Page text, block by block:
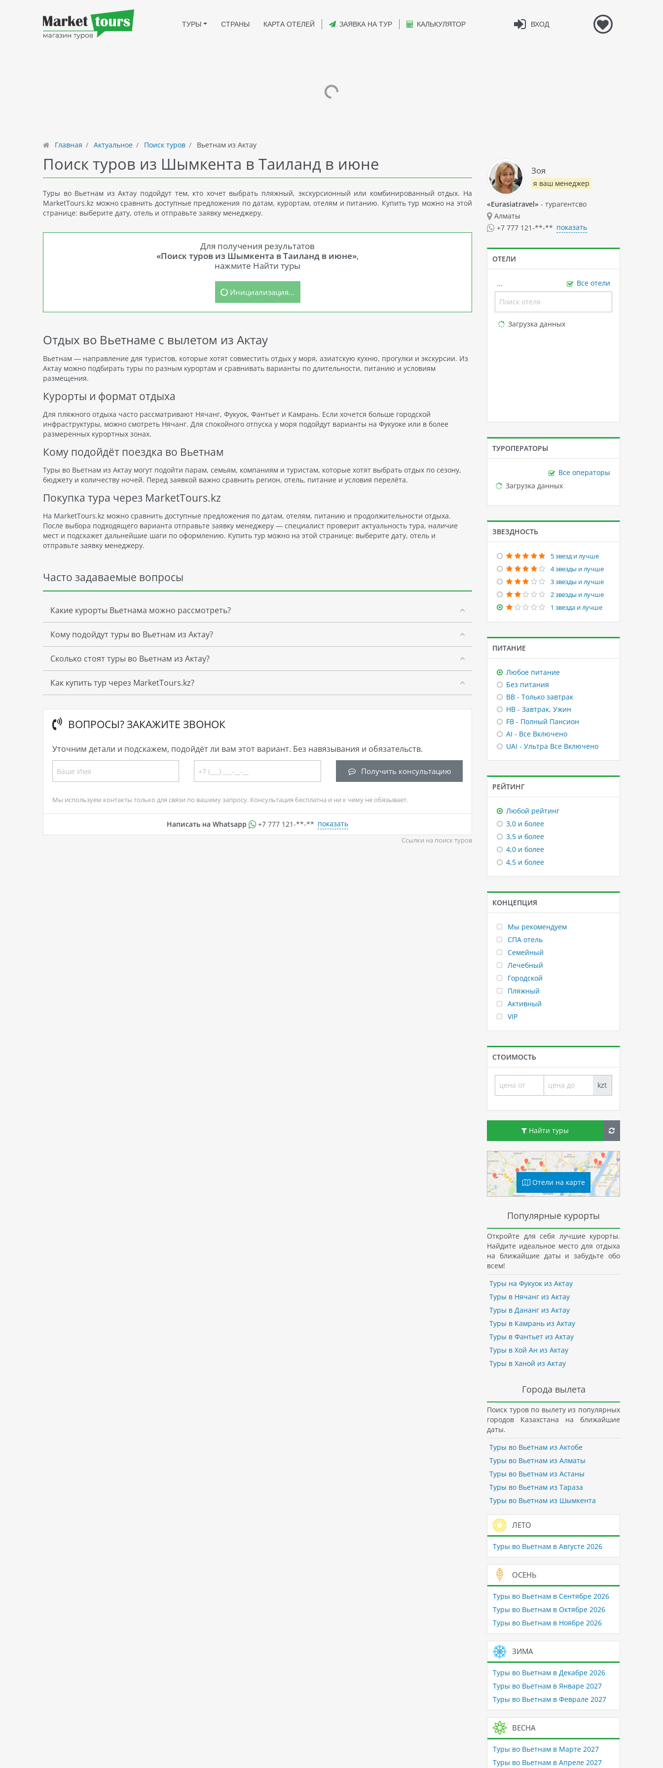
ВХОД
ТУРЫ СТРАНЫ КАРТА ОТЕЛЕЙ ЗАЯВКА НА ТУР КАЛЬКУЛЯТОР
Главная Актуальное Поиск туров Вьетнам из Актау
Поиск туров из Шымкента в Таиланд в июне
Туры во Вьетнам из Актау подойдут тем, кто хочет выбрать пляжный, экскурсионный или комбинированный отдых. На
MarketTours.kz можно сравнить доступные предложения по датам, курортам, отелям и питанию. Купить тур можно на этой
странице: выберите дату, отель и отправьте заявку менеджеру.
Для получения результатов
«Поиск туров из Шымкента в Таиланд в июне»,
нажмите Найти туры
Инициализация...
Отдых во Вьетнаме с вылетом из Актау
Вьетнам — направление для туристов, которые хотят совместить отдых у моря, азиатскую кухню, прогулки и экскурсии. Из
Актау можно подбирать туры по разным курортам и сравнивать варианты по длительности, питанию и условиям
размещения.
Курорты и формат отдыха
Для пляжного отдыха часто рассматривают Нячанг, Фукуок, Фантьет и Камрань. Если хочется больше городской
инфраструктуры, можно смотреть Нячанг. Для спокойного отпуска у моря подойдут варианты на Фукуоке или в более
размеренных курортных зонах.
Кому подойдёт поездка во Вьетнам
Туры во Вьетнам из Актау могут подойти парам, семьям, компаниям и туристам, которые хотят выбрать отдых по сезону,
бюджету и количеству ночей. Перед заявкой важно сравнить регион, отель, питание и условия перелёта.
Покупка тура через MarketTours.kz
На MarketTours.kz можно сравнить доступные предложения по датам, отелям, питанию и продолжительности отдыха.
После выбора подходящего варианта отправьте заявку менеджеру — специалист проверит актуальность тура, наличие
мест и подскажет дальнейшие шаги по оформлению. Купить тур можно на этой странице: выберите дату, отель и
отправьте заявку менеджеру.
Часто задаваемые вопросы
Какие курорты Вьетнама можно рассмотреть?
Кому подойдут туры во Вьетнам из Актау?
Сколько стоят туры во Вьетнам из Актау?
Как купить тур через MarketTours.kz?
ВОПРОСЫ? ЗАКАЖИТЕ ЗВОНОК
Уточним детали и подскажем, подойдёт ли вам этот вариант. Без навязывания и обязательств.
Получить консультацию
Мы используем контакты только для связи по вашему запросу. Консультация бесплатна и ни к чему не обязывает.
Написать на Whatsapp +7 777 121-**-** показать
Ссылки на поиск туров
Зоя
я ваш менеджер
«Eurasiatravel» - турагентсво
Алматы
+7 777 121-**-** показать
ОТЕЛИ
... Все отели
Loading...
Загрузка данных
ТУРОПЕРАТОРЫ
Все операторы
Loading...
Загрузка данных
ЗВЕЗДНОСТЬ
5 звезд и лучше
4 звезды и лучше
3 звезды и лучше
2 звезды и лучше
1 звезда и лучше
ПИТАНИЕ
Любое питание
Без питания
BB - Только завтрак
HB - Завтрак, Ужин
FB - Полный Пансион
AI - Все Включено
UAI - Ультра Все Включено
РЕЙТИНГ
Любой рейтинг
3,0 и более
3,5 и более
4,0 и более
4,5 и более
КОНЦЕПЦИЯ
Мы рекомендуем
СПА отель
Семейный
Лечебный
Городской
Пляжный
Активный
VIP
СТОИМОСТЬ
kzt
Найти туры
Отели на карте
Популярные курорты
Откройте для себя лучшие курорты.
Найдите идеальное место для отдыха
на ближайшие даты и забудьте обо
всем!
Туры на Фукуок из Актау
Туры в Нячанг из Актау
Туры в Дананг из Актау
Туры в Камрань из Актау
Туры в Фантьет из Актау
Туры в Хой Ан из Актау
Туры в Ханой из Актау
Города вылета
Поиск туров по вылету из популярных
городов Казахстана на ближайшие
даты.
Туры во Вьетнам из Актобе
Туры во Вьетнам из Алматы
Туры во Вьетнам из Астаны
Туры во Вьетнам из Тараза
Туры во Вьетнам из Шымкента
ЛЕТО
Туры во Вьетнам в Августе 2026
ОСЕНЬ
Туры во Вьетнам в Сентябре 2026
Туры во Вьетнам в Октябре 2026
Туры во Вьетнам в Ноябре 2026
ЗИМА
Туры во Вьетнам в Декабре 2026
Туры во Вьетнам в Январе 2027
Туры во Вьетнам в Феврале 2027
ВЕСНА
Туры во Вьетнам в Марте 2027
Туры во Вьетнам в Апреле 2027